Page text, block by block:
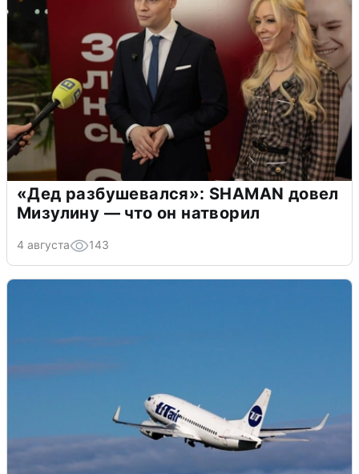
«Дед разбушевался»: SHAMAN довел
Мизулину — что он натворил
4 августа 143